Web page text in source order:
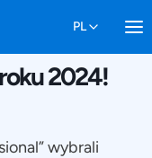
2024!
wybrali